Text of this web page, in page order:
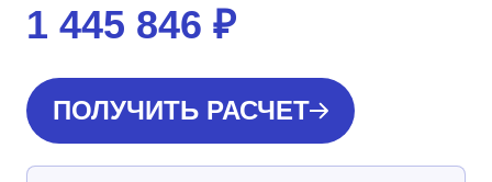
1 445 846 ₽
ПОЛУЧИТЬ РАСЧЕТ